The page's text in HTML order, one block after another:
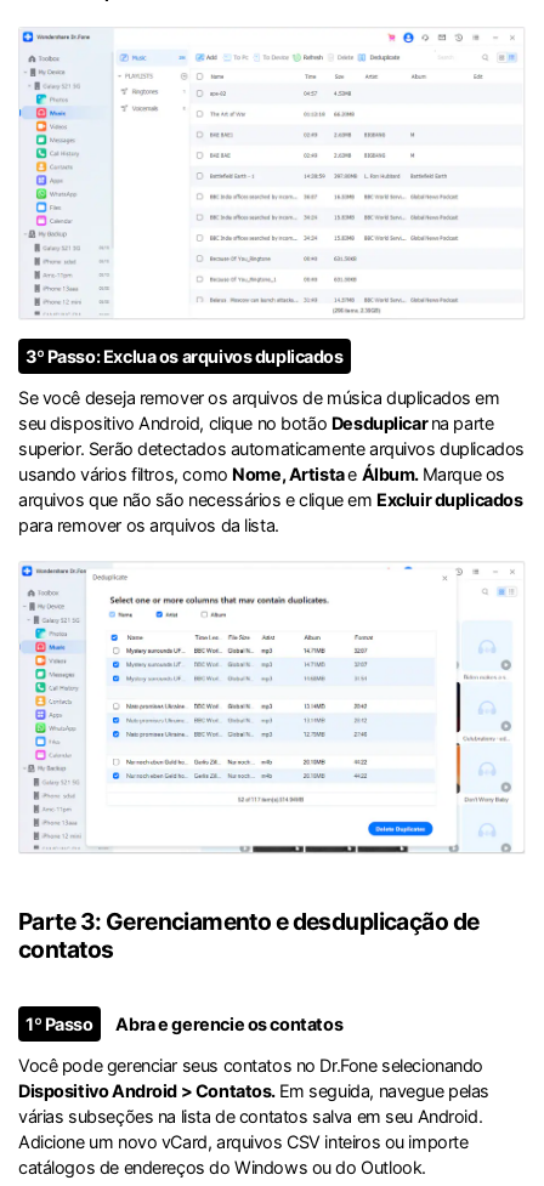
3º Passo: Exclua os arquivos duplicados
Se você deseja remover os arquivos de música duplicados em
seu dispositivo Android, clique no botão Desduplicarna parte
superior. Serão detectados automaticamente arquivos duplicados
usando vários filtros, como Nome, Artistae Álbum. Marque os
arquivos que não são necessários e clique em Excluir duplicados
para remover os arquivos da lista.
Parte 3: Gerenciamento e desduplicação de
contatos
1º Passo
Abra e gerencie os contatos
Você pode gerenciar seus contatos no Dr.Fone selecionando
Dispositivo Android > Contatos. Em seguida, navegue pelas
várias subseções na lista de contatos salva em seu Android.
Adicione um novo vCard, arquivos CSV inteiros ou importe
catálogos de endereços do Windows ou do Outlook.